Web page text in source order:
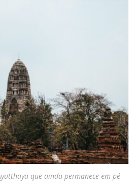
que ainda permanece em pé